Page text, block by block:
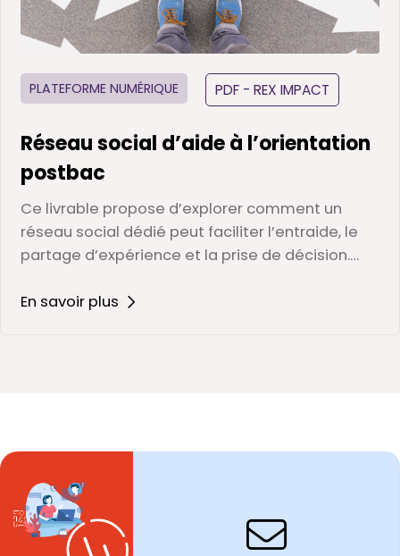
PLATEFORME NUMÉRIQUE PDF - REX IMPACT
Réseau social d’aide à l’orientation
postbac
Ce livrable propose d’explorer comment un
réseau social dédié peut faciliter l’entraide, le
partage d’expérience et la prise de décision.…
En savoir plus